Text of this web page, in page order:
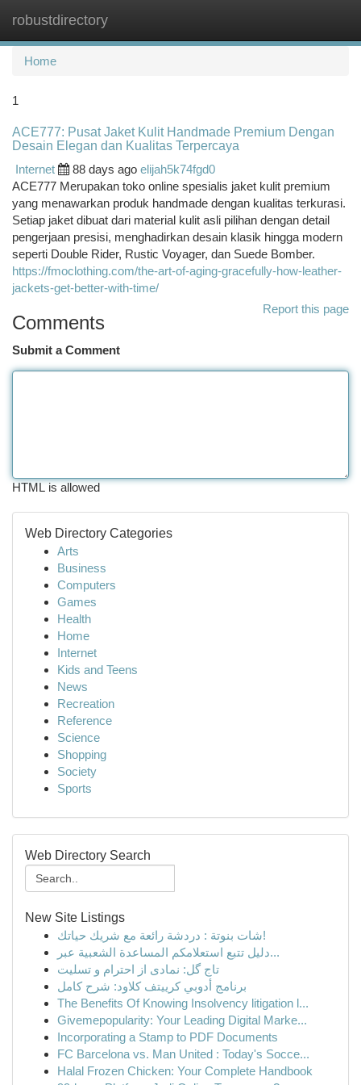
robustdirectory
Home
1
ACE777: Pusat Jaket Kulit Handmade Premium Dengan
Desain Elegan dan Kualitas Terpercaya
Internet
88 days ago elijah5k74fgd0
ACE777 Merupakan toko online spesialis jaket kulit premium
yang menawarkan produk handmade dengan kualitas terkurasi.
Setiap jaket dibuat dari material kulit asli pilihan dengan detail
pengerjaan presisi, menghadirkan desain klasik hingga modern
seperti Double Rider, Rustic Voyager, dan Suede Bomber.
https://fmoclothing.com/the-art-of-aging-gracefully-how-leather-
jackets-get-better-with-time/
Report this page
Comments
Submit a Comment
HTML is allowed
Web Directory Categories
Arts
Business
Computers
Games
Health
Home
Internet
Kids and Teens
News
Recreation
Reference
Science
Shopping
Society
Sports
Web Directory Search
New Site Listings
شات بنوتة : دردشة رائعة مع شريك حياتك!
دليل تتبع استعلامكم المساعدة الشعبية عبر...
تاج گل: نمادی از احترام و تسلیت
برنامج أدوبي كرييتف كلاود: شرح كامل
The Benefits Of Knowing Insolvency litigation l...
Givemepopularity: Your Leading Digital Marke...
Incorporating a Stamp to PDF Documents
FC Barcelona vs. Man United : Today's Socce...
Halal Frozen Chicken: Your Complete Handbook